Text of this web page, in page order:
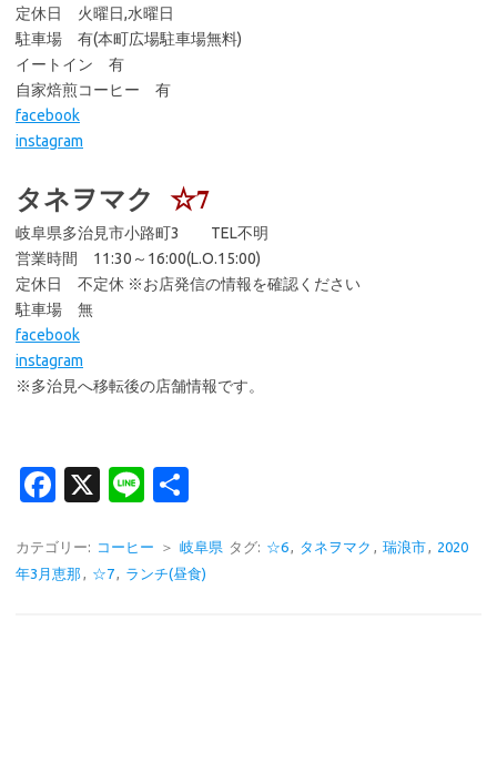
定休日 火曜日,水曜日
駐車場 有(本町広場駐車場無料)
イートイン 有
自家焙煎コーヒー 有
facebook
instagram
タネヲマク ☆7
岐阜県多治見市小路町3 TEL不明
営業時間 11:30～16:00(L.O.15:00)
定休日 不定休 ※お店発信の情報を確認ください
駐車場 無
facebook
instagram
※多治見へ移転後の店舗情報です。
Fa
e
b
X
Li
e
カテゴリー: コーヒー ＞ 岐阜県 タグ: ☆6, タネヲマク , 瑞浪市, 2020
年3月恵那, ☆7, ランチ(昼食)